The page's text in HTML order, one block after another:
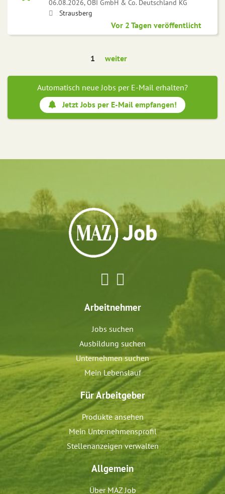
06.08.2026,OBI GmbH & Co. Deutschland KG
Strausberg
Vor 2 Tagen veröffentlicht
1 weiter
Automatisch neue Jobs per E-Mail erhalten?
Jetzt Jobs per E-Mail empfangen!
Arbeitnehmer
Jobs suchen
Ausbildung suchen
Unternehmen suchen
Mein Lebenslauf
Für Arbeitgeber
Produkte ansehen
Mein Unternehmensprofil
Stellenanzeigen verwalten
Allgemein
Über MAZ Job